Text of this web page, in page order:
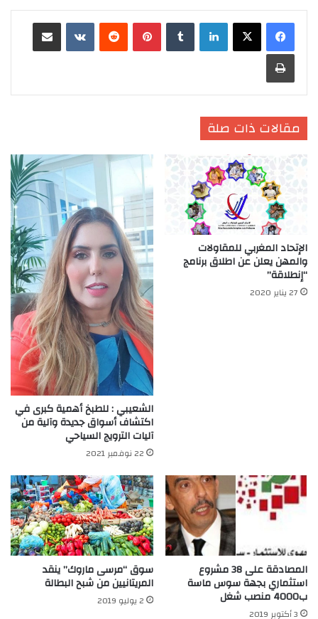
لينكدإن بينتيريست
طباعة
مقالات ذات صلة
الإتحاد المغربي للمقاولات
والمهن يعلن عن اطلاق برنامج
“إنطلاقة”
27 يناير 2020
الشعيبي : للطبخ أهمية كبرى في
اكتشاف أسواق جديدة وآلية من
آليات الترويج السياحي
22 نوفمبر 2021
المصادقة على 38 مشروع
استثماري بجهة سوس ماسة
ب4000 منصب شغل
3 أكتوبر 2019
سوق “مرسى ماروك” ينقد
المريتانيين من شبح البطالة
2 يوليو 2019